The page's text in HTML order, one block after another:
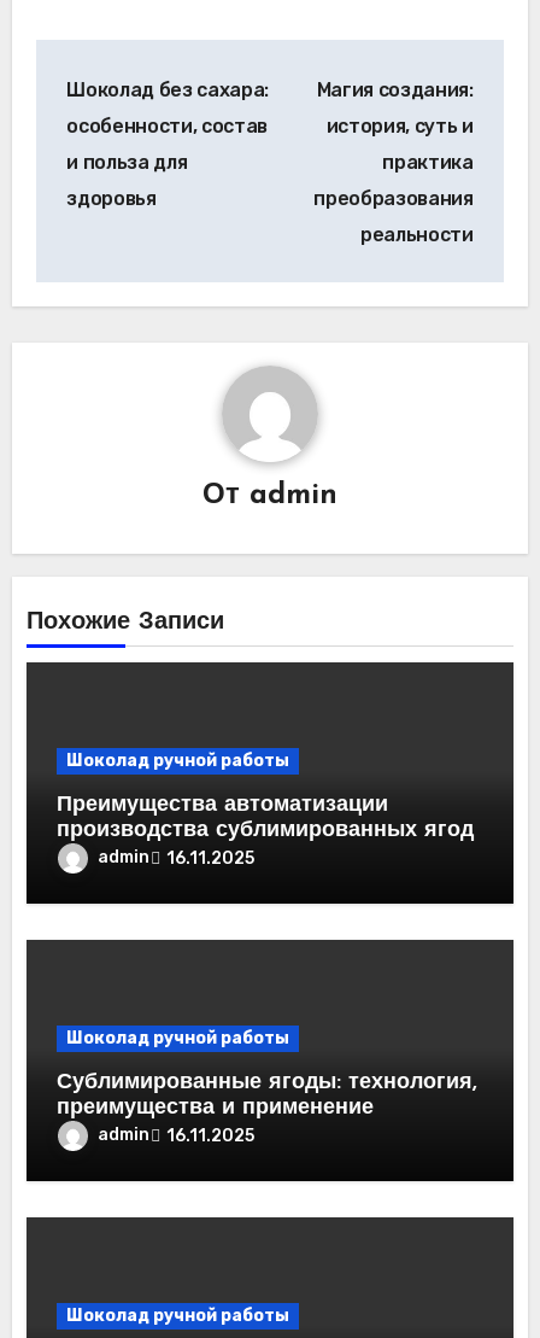
по
записям
Шоколад без сахара:
особенности, состав
и польза для
здоровья
Магия создания:
история, суть и
практика
преобразования
реальности
От admin
Похожие Записи
Шоколад ручной работы
Преимущества автоматизации
производства сублимированных ягод
admin 16.11.2025
Шоколад ручной работы
Сублимированные ягоды: технология,
преимущества и применение
admin 16.11.2025
Шоколад ручной работы